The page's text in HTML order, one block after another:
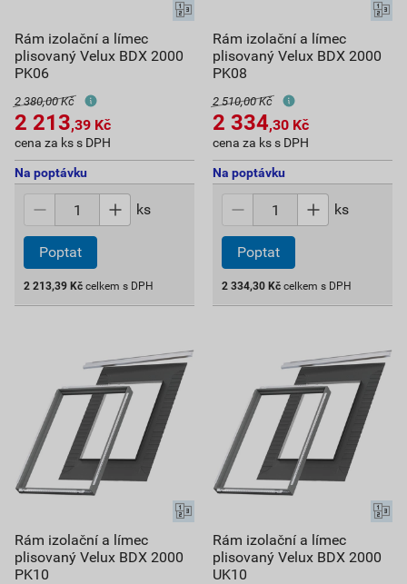
Rám izolační a límec
plisovaný Velux BDX 2000
PK06
2 380,00 Kč
2 213,39 Kč
cena za ks s DPH
Na poptávku
ks
Poptat
2 213,39 Kč celkem s DPH
Rám izolační a límec
plisovaný Velux BDX 2000
PK08
2 510,00 Kč
2 334,30 Kč
cena za ks s DPH
Na poptávku
ks
Poptat
2 334,30 Kč celkem s DPH
Rám izolační a límec
plisovaný Velux BDX 2000
PK10
Rám izolační a límec
plisovaný Velux BDX 2000
UK10